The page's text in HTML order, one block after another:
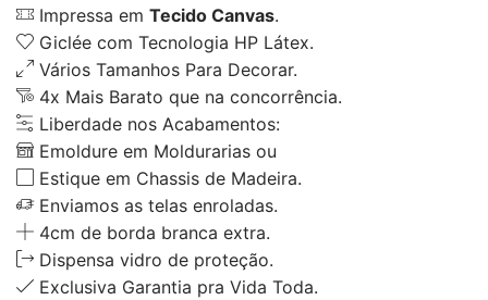
Impressa em Tecido Canvas.
Giclée com Tecnologia HP Látex.
Vários Tamanhos Para Decorar.
4x Mais Barato que na concorrência.
Liberdade nos Acabamentos:
Emoldure em Moldurarias ou
Estique em Chassis de Madeira.
Enviamos as telas enroladas.
4cm de borda branca extra.
Dispensa vidro de proteção.
Exclusiva Garantia pra Vida Toda.